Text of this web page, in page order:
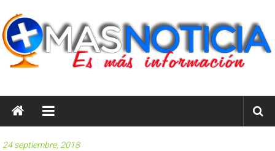
contenido
Es
24 septiembre, 2018